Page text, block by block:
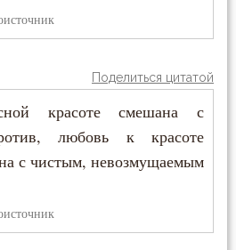
Поделиться цитатой
красоте смешана с
любовь к красоте
с чистым, невозмущаемым